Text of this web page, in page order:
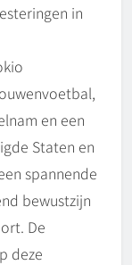
in
en een
Staten en
spannende
bewustzijn
De
deze